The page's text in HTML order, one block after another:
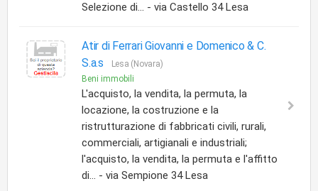
Selezione di... - via Castello 34 Lesa
Atir di Ferrari Giovanni e Domenico & C.
S.a.s
Lesa (Novara)
Beni immobili
L'acquisto, la vendita, la permuta, la
locazione, la costruzione e la
ristrutturazione di fabbricati civili, rurali,
commerciali, artigianali e industriali;
l'acquisto, la vendita, la permuta e l'affitto
di... - via Sempione 34 Lesa